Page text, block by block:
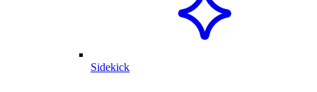
Sidekick